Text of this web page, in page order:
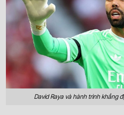
David Raya và hành trình khẳng